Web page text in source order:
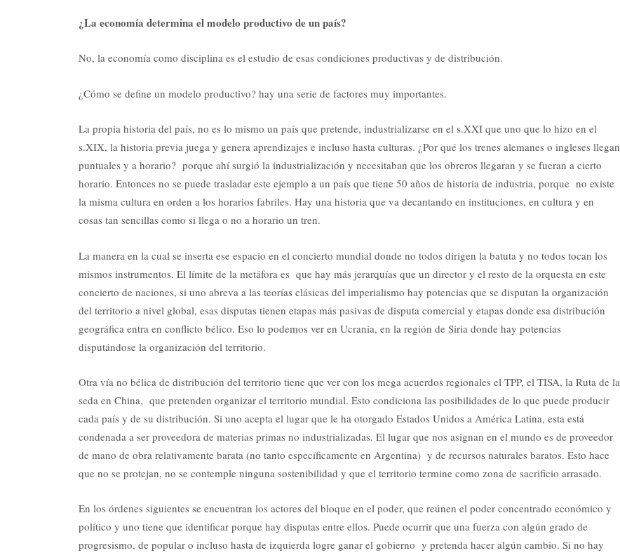
¿La economía determina el modelo productivo de un país?
No, la economía como disciplina es el estudio de esas condiciones productivas y de distribución.
¿Cómo se define un modelo productivo? hay una serie de factores muy importantes.
La propia historia del país, no es lo mismo un país que pretende, industrializarse en el s.XXI que uno que lo hizo en el
s.XIX, la historia previa juega y genera aprendizajes e incluso hasta culturas. ¿Por qué los trenes alemanes o ingleses llegan
puntuales y a horario? porque ahí surgió la industrialización y necesitaban que los obreros llegaran y se fueran a cierto
horario. Entonces no se puede trasladar este ejemplo a un país que tiene 50 años de historia de industria, porque no existe
la misma cultura en orden a los horarios fabriles. Hay una historia que va decantando en instituciones, en cultura y en
cosas tan sencillas como si llega o no a horario un tren.
La manera en la cual se inserta ese espacio en el concierto mundial donde no todos dirigen la batuta y no todos tocan los
mismos instrumentos. El límite de la metáfora es que hay más jerarquías que un director y el resto de la orquesta en este
concierto de naciones, si uno abreva a las teorías clásicas del imperialismo hay potencias que se disputan la organización
del territorio a nivel global, esas disputas tienen etapas más pasivas de disputa comercial y etapas donde esa distribución
geográfica entra en conflicto bélico. Eso lo podemos ver en Ucrania, en la región de Siria donde hay potencias
disputándose la organización del territorio.
Otra vía no bélica de distribución del territorio tiene que ver con los mega acuerdos regionales el TPP, el TISA, la Ruta de la
seda en China, que pretenden organizar el territorio mundial. Esto condiciona las posibilidades de lo que puede producir
cada país y de su distribución. Si uno acepta el lugar que le ha otorgado Estados Unidos a América Latina, esta está
condenada a ser proveedora de materias primas no industrializadas. El lugar que nos asignan en el mundo es de proveedor
de mano de obra relativamente barata (no tanto específicamente en Argentina) y de recursos naturales baratos. Esto hace
que no se protejan, no se contemple ninguna sostenibilidad y que el territorio termine como zona de sacrificio arrasado.
En los órdenes siguientes se encuentran los actores del bloque en el poder, que reúnen el poder concentrado económico y
político y uno tiene que identificar porque hay disputas entre ellos. Puede ocurrir que una fuerza con algún grado de
progresismo, de popular o incluso hasta de izquierda logre ganar el gobierno y pretenda hacer algún cambio. Si no hay